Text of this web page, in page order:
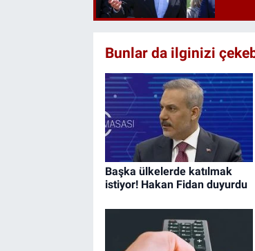
Bunlar da ilginizi
Başka ülkelerde katılmak
istiyor! Hakan Fidan duyurdu